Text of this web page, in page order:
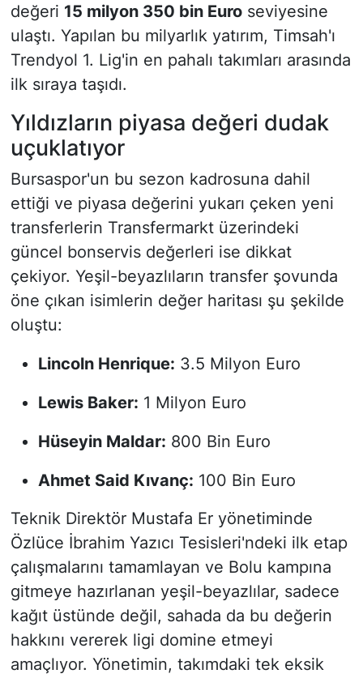
değeri 15 milyon 350 bin Euroseviyesine
ulaştı. Yapılan bu milyarlık yatırım, Timsah'ı
Trendyol 1. Lig'in en pahalı takımları arasında
ilk sıraya taşıdı.
Yıldızların piyasa değeri dudak
uçuklatıyor
Bursaspor'un bu sezon kadrosuna dahil
ettiği ve piyasa değerini yukarı çeken yeni
transferlerin Transfermarkt üzerindeki
güncel bonservis değerleri ise dikkat
çekiyor. Yeşil-beyazlıların transfer şovunda
öne çıkan isimlerin değer haritası şu şekilde
oluştu:
Lincoln Henrique: 3.5 Milyon Euro
Lewis Baker: 1 Milyon Euro
Hüseyin Maldar: 800 Bin Euro
Ahmet Said Kıvanç: 100 Bin Euro
Teknik Direktör Mustafa Er yönetiminde
Özlüce İbrahim Yazıcı Tesisleri'ndeki ilk etap
çalışmalarını tamamlayan ve Bolu kampına
gitmeye hazırlanan yeşil-beyazlılar, sadece
kağıt üstünde değil, sahada da bu değerin
hakkını vererek ligi domine etmeyi
amaçlıyor. Yönetimin, takımdaki tek eksik